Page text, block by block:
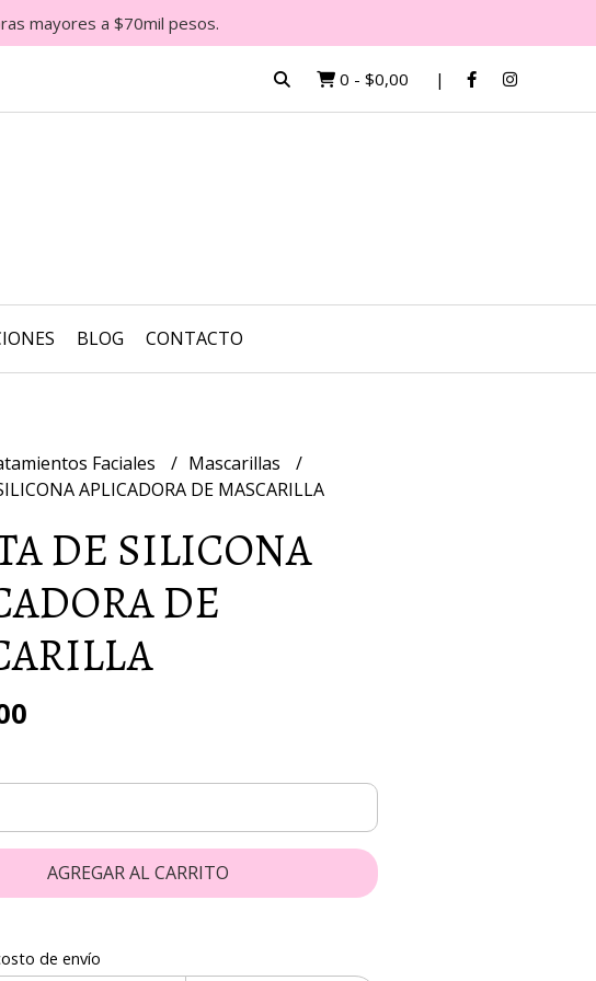
mayores a $70mil pesos.
0 - $0,00
BLOG CONTACTO
Faciales
Mascarillas
APLICADORA DE MASCARILLA
DE SILICONA
DE
AGREGAR AL CARRITO
de envío